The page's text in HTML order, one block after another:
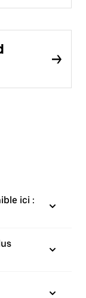
ici :